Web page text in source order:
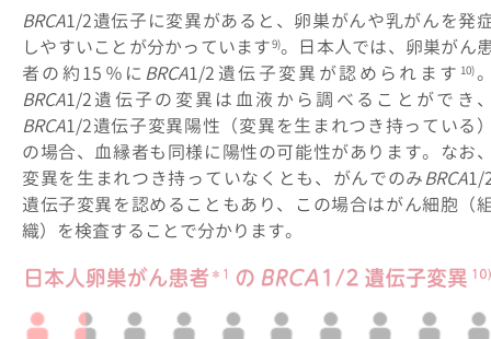
BRCA1/2遺伝子に変異があると、卵巣がんや乳がんを発
しやすいことが分かっています9)。日本人では、卵巣がん
者の約15％に BRCA1/2遺伝子変異が認められます 10)
BRCA1/2遺伝子の変異は血液から調べることができ
BRCA1/2遺伝子変異陽性（変異を生まれつき持っている
の場合、血縁者も同様に陽性の可能性があります。なお
変異を生まれつき持っていなくとも、がんでのみBRCA1/
遺伝子変異を認めることもあり、この場合はがん細胞（
織）を検査することで分かります。